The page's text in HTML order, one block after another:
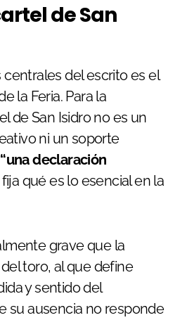
de San
del escrito es el
la Feria. Para la
de San Isidro no es un
ni un soporte
declaración
qué es lo esencial en la
grave que la
toro, al que define
y sentido del
su ausencia no responde